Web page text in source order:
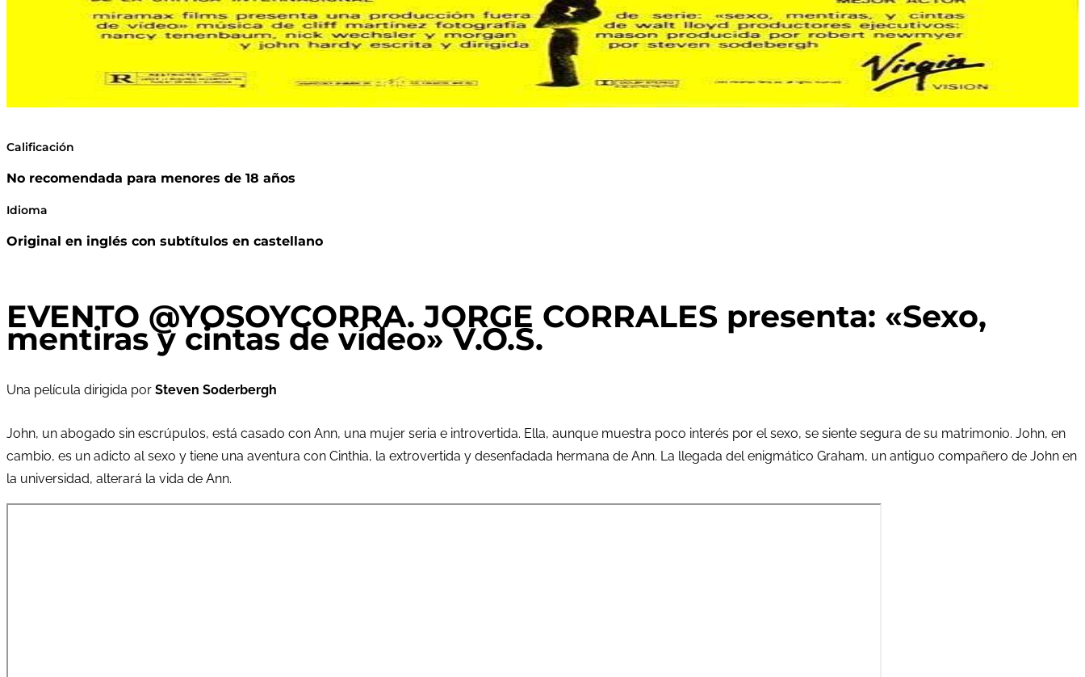
Calificación
No recomendada para menores de 18 años
Idioma
Original en inglés con subtítulos en castellano
EVENTO @YOSOYCORRA. JORGE CORRALES presenta: «Sexo,
mentiras y cintas de vídeo» V.O.S.
Una película dirigida por Steven Soderbergh
John, un abogado sin escrúpulos, está casado con Ann, una mujer seria e introvertida. Ella, aunque muestra poco interés por el sexo, se siente segura de su matrimonio. John, en
cambio, es un adicto al sexo y tiene una aventura con Cinthia, la extrovertida y desenfadada hermana de Ann. La llegada del enigmático Graham, un antiguo compañero de John en
la universidad, alterará la vida de Ann.